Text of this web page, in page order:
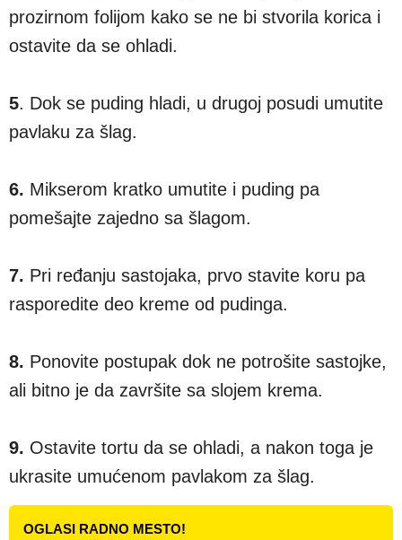
prozirnom folijom kako se ne bi stvorila korica i
ostavite da se ohladi.
5. Dok se puding hladi, u drugoj posudi umutite
pavlaku za šlag.
6. Mikserom kratko umutite i puding pa
pomešajte zajedno sa šlagom.
7. Pri ređanju sastojaka, prvo stavite koru pa
rasporedite deo kreme od pudinga.
8. Ponovite postupak dok ne potrošite sastojke,
ali bitno je da završite sa slojem krema.
9. Ostavite tortu da se ohladi, a nakon toga je
ukrasite umućenom pavlakom za šlag.
OGLASI RADNO MESTO!